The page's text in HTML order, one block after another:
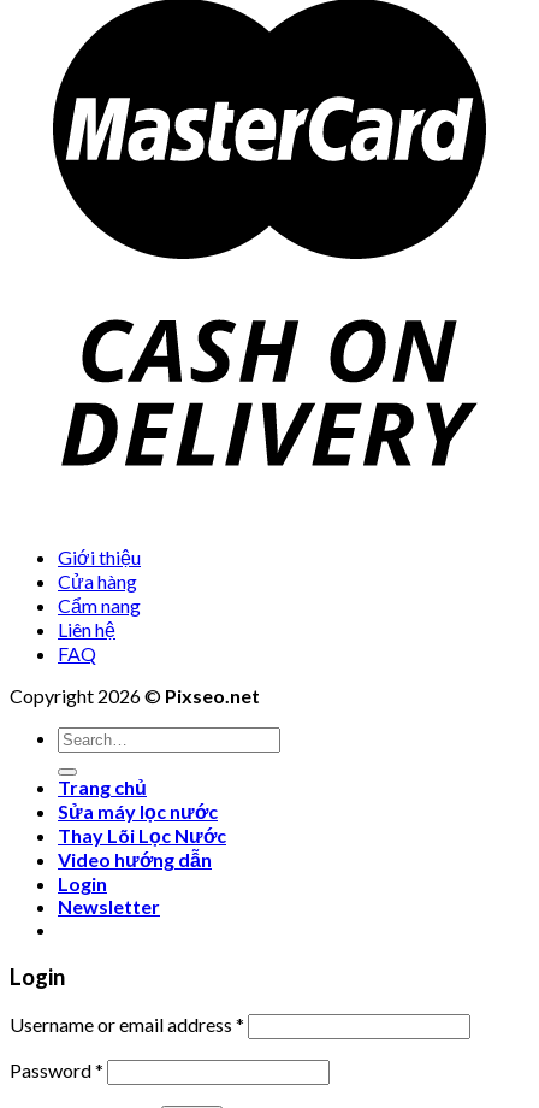
Giới thiệu
Cửa hàng
Cẩm nang
Liên hệ
FAQ
Copyright 2026 © Pixseo.net
Search
for:
Trang chủ
Sửa máy lọc nước
Thay Lõi Lọc Nước
Video hướng dẫn
Login
Newsletter
Login
Username or email address *
Password*